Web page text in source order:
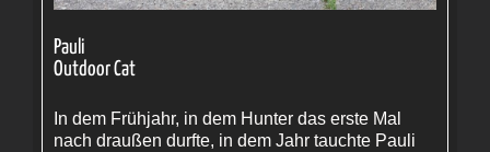
Pauli
Outdoor Cat
In dem Frühjahr, in dem Hunter das erste Mal
nach draußen durfte, in dem Jahr tauchte Pauli